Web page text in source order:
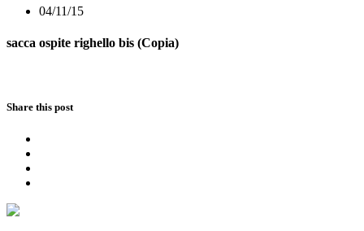
04/11/15
sacca ospite righello bis (Copia)
Share this post